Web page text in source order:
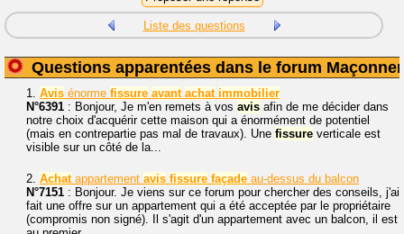
Liste des questions
Questions apparentées dans le forum
1. Avis énorme fissure avant achat immobilier
N°6391 : Bonjour, Je m'en remets à vos avis afin de me décider dans
notre choix d'acquérir cette maison qui a énormément de potentiel
(mais en contrepartie pas mal de travaux). Une fissure verticale est
visible sur un côté de la...
2. Achat appartement avis fissure façade au-dessus du balcon
N°7151 : Bonjour. Je viens sur ce forum pour chercher des conseils, j'ai
fait une offre sur un appartement qui a été acceptée par le propriétaire
(compromis non signé). Il s'agit d'un appartement avec un balcon, il est